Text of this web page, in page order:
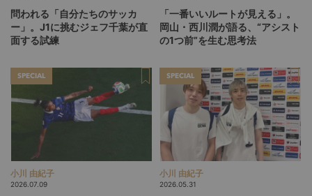
問われる「自分たちのサッカ
ー」。J1に挑むジェフ千葉が直
面する試練
「一番いいルートが見える」。
岡山・西川潤が語る、“アシスト
の1つ前”を生む思考法
SPECIAL
小川 由紀子
2026.07.09
SPECIAL
小川 由紀子
2026.05.31